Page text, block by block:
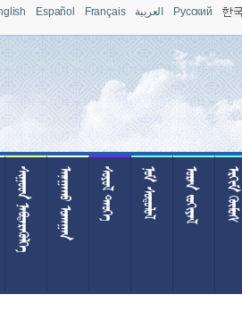
Español Français العربية Pусский
           